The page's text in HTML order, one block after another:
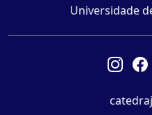
Universidade